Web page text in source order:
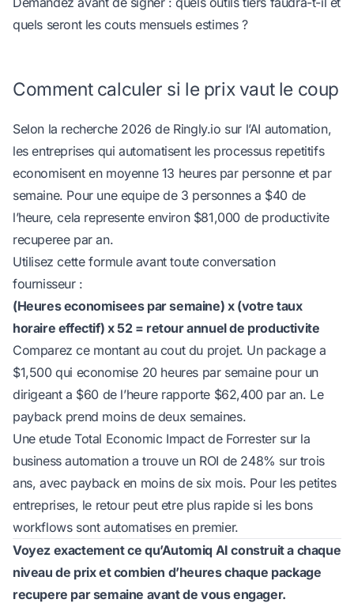
quels seront les couts mensuels estimes ?
Comment calculer si le prix vaut le coup
Selon la recherche 2026 de Ringly.io sur l’AI automation,
les entreprises qui automatisent les processus repetitifs
economisent en moyenne 13 heures par personne et par
semaine. Pour une equipe de 3 personnes a $40 de
l’heure, cela represente environ $81,000 de productivite
recuperee par an.
Utilisez cette formule avant toute conversation
fournisseur :
(Heures economisees par semaine) x (votre taux
horaire effectif) x 52 = retour annuel de productivite
Comparez ce montant au cout du projet. Un package a
$1,500 qui economise 20 heures par semaine pour un
dirigeant a $60 de l’heure rapporte $62,400 par an. Le
payback prend moins de deux semaines.
Une etude Total Economic Impact de Forrester sur la
business automationa trouve un ROI de 248% sur trois
ans, avec payback en moins de six mois. Pour les petites
entreprises, le retour peut etre plus rapide si les bons
workflows sont automatises en premier.
Voyez exactement ce qu’Automiq AI construit a chaque
niveau de prixet combien d’heures chaque package
recupere par semaine avant de vous engager.